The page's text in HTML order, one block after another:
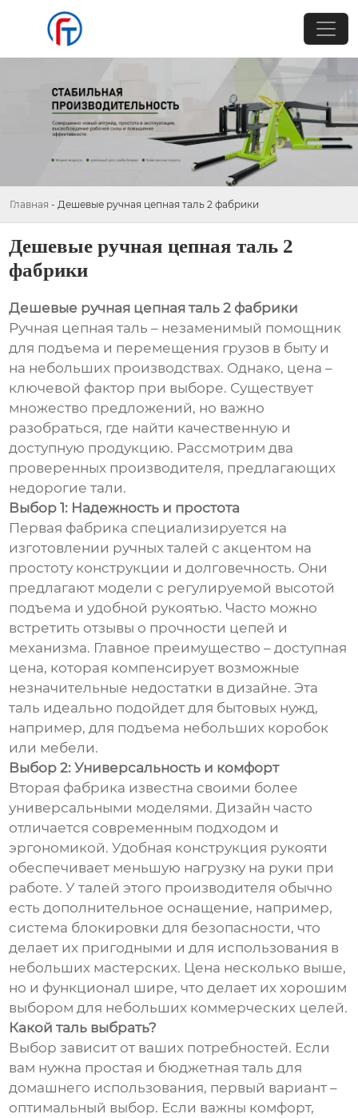
Главная - Дешевые ручная цепная таль 2 фабрики
Дешевые ручная цепная таль 2
фабрики
Дешевые ручная цепная таль 2 фабрики
Ручная цепная таль – незаменимый помощник
для подъема и перемещения грузов в быту и
на небольших производствах. Однако, цена –
ключевой фактор при выборе. Существует
множество предложений, но важно
разобраться, где найти качественную и
доступную продукцию. Рассмотрим два
проверенных производителя, предлагающих
недорогие тали.
Выбор 1: Надежность и простота
Первая фабрика специализируется на
изготовлении ручных талей с акцентом на
простоту конструкции и долговечность. Они
предлагают модели с регулируемой высотой
подъема и удобной рукоятью. Часто можно
встретить отзывы о прочности цепей и
механизма. Главное преимущество – доступная
цена, которая компенсирует возможные
незначительные недостатки в дизайне. Эта
таль идеально подойдет для бытовых нужд,
например, для подъема небольших коробок
или мебели.
Выбор 2: Универсальность и комфорт
Вторая фабрика известна своими более
универсальными моделями. Дизайн часто
отличается современным подходом и
эргономикой. Удобная конструкция рукояти
обеспечивает меньшую нагрузку на руки при
работе. У талей этого производителя обычно
есть дополнительное оснащение, например,
система блокировки для безопасности, что
делает их пригодными и для использования в
небольших мастерских. Цена несколько выше,
но и функционал шире, что делает их хорошим
выбором для небольших коммерческих целей.
Какой таль выбрать?
Выбор зависит от ваших потребностей. Если
вам нужна простая и бюджетная таль для
домашнего использования, первый вариант –
оптимальный выбор. Если важны комфорт,